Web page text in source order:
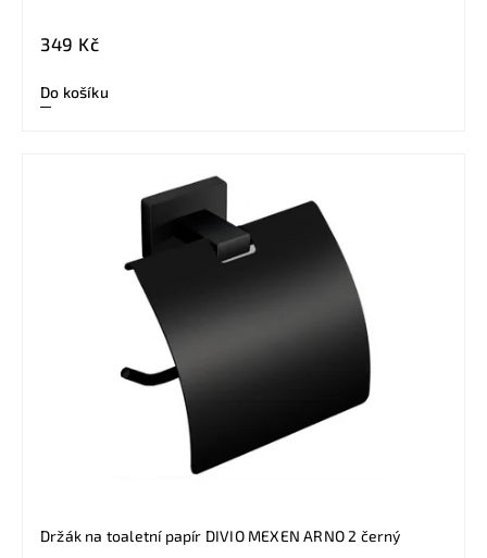
349 Kč
Do košíku
Držák na toaletní papír DIVIO MEXEN ARNO 2 černý